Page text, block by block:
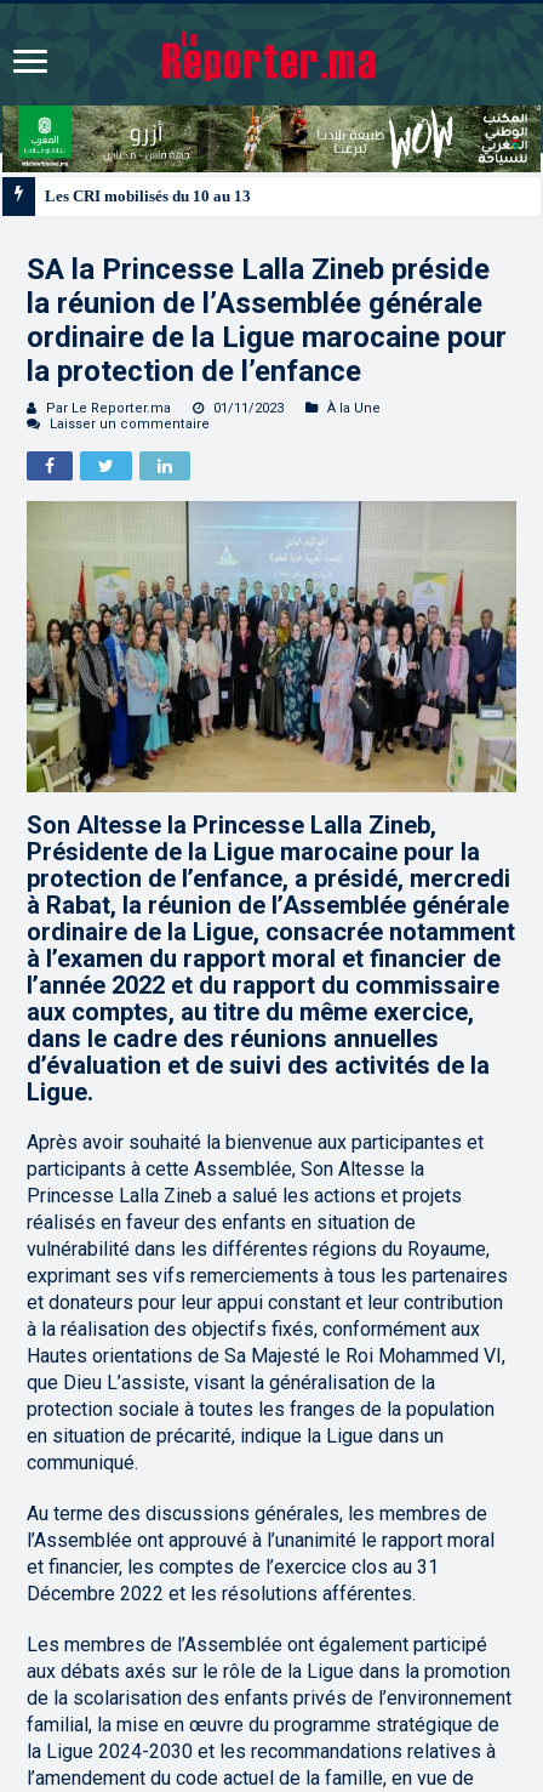
SA la Princesse Lalla Zineb préside
la réunion de l’Assemblée générale
ordinaire de la Ligue marocaine pour
la protection de l’enfance
Par Le Reporter.ma 01/11/2023
À la Une
Laisser un commentaire
Son Altesse la Princesse Lalla Zineb,
Présidente de la Ligue marocaine pour la
protection de l’enfance, a présidé, mercredi
à Rabat, la réunion de l’Assemblée générale
ordinaire de la Ligue, consacrée notamment
à l’examen du rapport moral et financier de
l’année 2022 et du rapport du commissaire
aux comptes, au titre du même exercice,
dans le cadre des réunions annuelles
d’évaluation et de suivi des activités de la
Ligue.
Après avoir souhaité la bienvenue aux participantes et
participants à cette Assemblée, Son Altesse la
Princesse Lalla Zineb a salué les actions et projets
réalisés en faveur des enfants en situation de
vulnérabilité dans les différentes régions du Royaume,
exprimant ses vifs remerciements à tous les partenaires
et donateurs pour leur appui constant et leur contribution
à la réalisation des objectifs fixés, conformément aux
Hautes orientations de Sa Majesté le Roi Mohammed VI,
que Dieu L’assiste, visant la généralisation de la
protection sociale à toutes les franges de la population
en situation de précarité, indique la Ligue dans un
communiqué.
Au terme des discussions générales, les membres de
l’Assemblée ont approuvé à l’unanimité le rapport moral
et financier, les comptes de l’exercice clos au 31
Décembre 2022 et les résolutions afférentes.
Les membres de l’Assemblée ont également participé
aux débats axés sur le rôle de la Ligue dans la promotion
de la scolarisation des enfants privés de l’environnement
familial, la mise en œuvre du programme stratégique de
la Ligue 2024-2030 et les recommandations relatives à
l’amendement du code actuel de la famille, en vue de